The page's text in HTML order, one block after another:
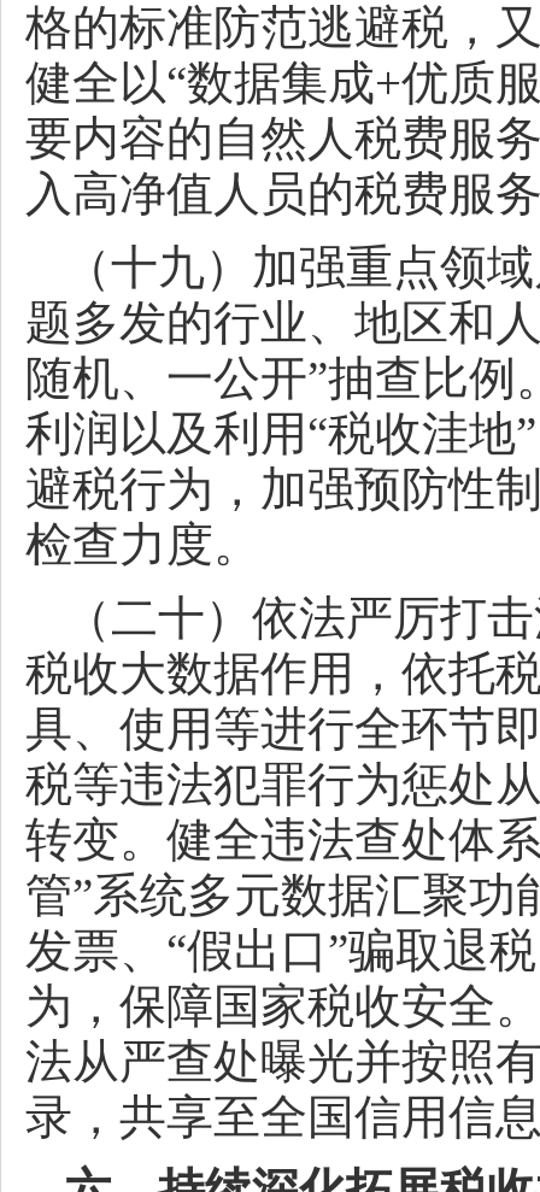
格的标准防范逃避税，
健全以“数据集成+优质
要内容的自然人税费服
入高净值人员的税费服
（十九）加强重点领
题多发的行业、地区和
随机、一公开”抽查比
利润以及利用“税收洼地
避税行为，加强预防性
检查力度。
（二十）依法严厉打
税收大数据作用，依托
具、使用等进行全环节
税等违法犯罪行为惩处
转变。健全违法查处体
管”系统多元数据汇聚功
发票、“假出口”骗取退
为，保障国家税收安全
法从严查处曝光并按照
录，共享至全国信用信